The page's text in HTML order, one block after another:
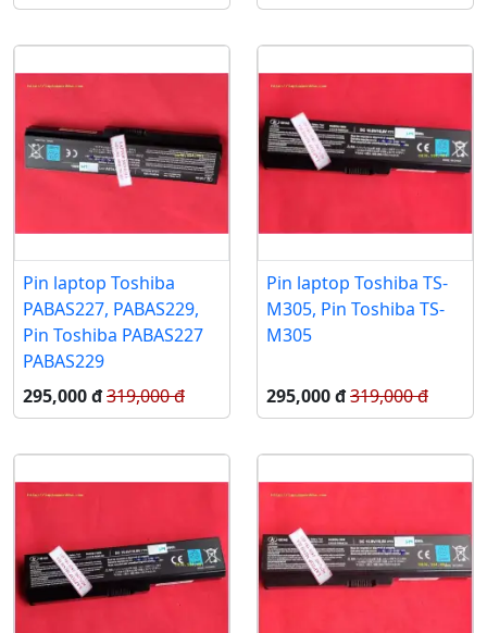
Pin laptop Toshiba
PABAS227, PABAS229,
Pin Toshiba PABAS227
PABAS229
295,000 đ319,000 đ
Pin laptop Toshiba TS-
M305, Pin Toshiba TS-
M305
295,000 đ319,000 đ